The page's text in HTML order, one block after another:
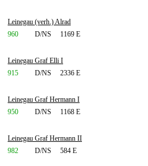
Leinegau (verh.) Alrad
960
D/NS 1169 E
Leinegau Graf Elli I
915
D/NS 2336 E
Leinegau Graf Hermann I
950
D/NS 1168 E
Leinegau Graf Hermann II
982
D/NS 584 E